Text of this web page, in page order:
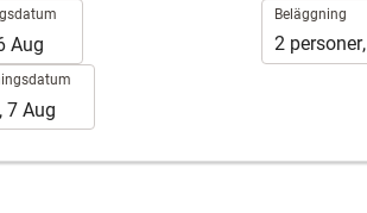
Beläggning
Beläggning
2 personer,